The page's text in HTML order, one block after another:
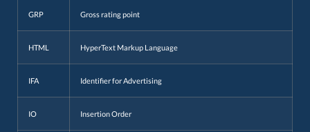
GRP Gross rating point
HTML HyperText Markup Language
IFA Identifier for Advertising
IO Insertion Order